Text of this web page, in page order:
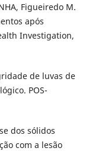
Figueiredo M.
após
Investigation,
de luvas de
POS-
dos sólidos
com a lesão